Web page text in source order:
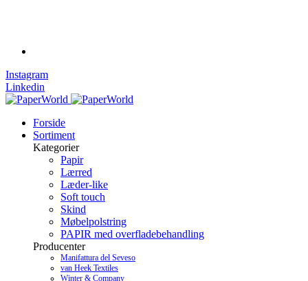
Instagram
Linkedin
Forside
Sortiment
Kategorier
Papir
Lærred
Læder-like
Soft touch
Skind
Møbelpolstring
PAPIR med overfladebehandling
Producenter
Manifattura del Seveso
van Heek Textiles
Winter & Company